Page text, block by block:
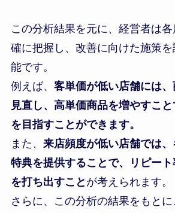
この分析結果を元に、経営者は
確に把握し、改善に向けた施策
能です。
例えば、 客単価が低い店舗には
見直し、高単価商品を増やすこ
を目指すことができます。
また、 来店頻度が低い店舗では
特典を提供することで、リピー
を打ち出すこと が考えられます。
さらに、この分析の結果をもと